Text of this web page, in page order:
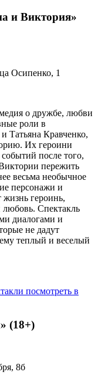
и Виктория»
Осипенко, 1
о дружбе, любви
роли в
Татьяна Кравченко,
Их героини
после того,
пережить
весьма необычное
персонажи и
героинь,
любовь. Спектакль
диалогами и
не дадут
теплый и веселый
посмотреть в
(18+)
8б